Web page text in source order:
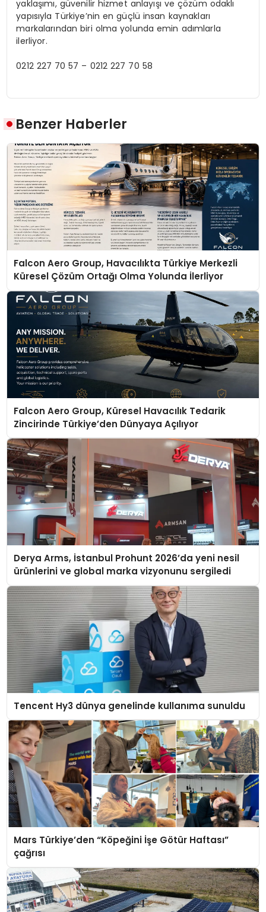
yaklaşımı, güvenilir hizmet anlayışı ve çözüm odaklı
yapısıyla Türkiye’nin en güçlü insan kaynakları
markalarından biri olma yolunda emin adımlarla
ilerliyor.
0212 227 70 57 – 0212 227 70 58
Benzer Haberler
Falcon Aero Group, Havacılıkta Türkiye Merkezli
Küresel Çözüm Ortağı Olma Yolunda İlerliyor
Falcon Aero Group, Küresel Havacılık Tedarik
Zincirinde Türkiye’den Dünyaya Açılıyor
Derya Arms, İstanbul Prohunt 2026’da yeni nesil
ürünlerini ve global marka vizyonunu sergiledi
Tencent Hy3 dünya genelinde kullanıma sunuldu
Mars Türkiye’den “Köpeğini İşe Götür Haftası”
çağrısı